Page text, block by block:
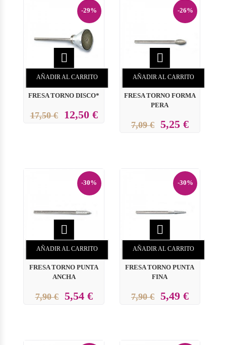
-29%

AÑADIR AL CARRITO
FRESA TORNO DISCO*
17,50 € 12,50 €
-26%

AÑADIR AL CARRITO
FRESA TORNO FORMA
PERA
7,09 € 5,25 €
-30%

AÑADIR AL CARRITO
FRESA TORNO PUNTA
ANCHA
7,90 € 5,54 €
-30%

AÑADIR AL CARRITO
FRESA TORNO PUNTA
FINA
7,90 € 5,49 €